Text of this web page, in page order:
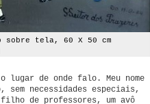
sobre tela, 60 X 50 cm
lugar de onde falo. Meu nome
necessidades especiais,
de professores, um avô